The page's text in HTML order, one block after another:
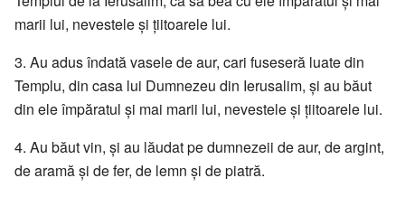
marii lui, nevestele și țiitoarele lui.
3. Au adus îndată vasele de aur, cari fuseseră luate din
Templu, din casa lui Dumnezeu din Ierusalim, și au băut
din ele împăratul și mai marii lui, nevestele și țiitoarele lui.
4. Au băut vin, și au lăudat pe dumnezeii de aur, de argint,
de aramă și de fer, de lemn și de piatră.